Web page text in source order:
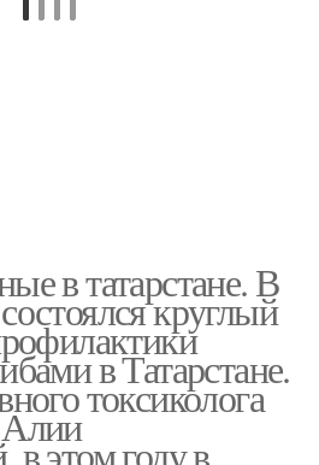
в татарстане. В
круглый
в Татарстане.
токсиколога
этом году в